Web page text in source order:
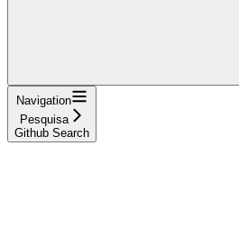
Navigation
Pesquisa
Github Search